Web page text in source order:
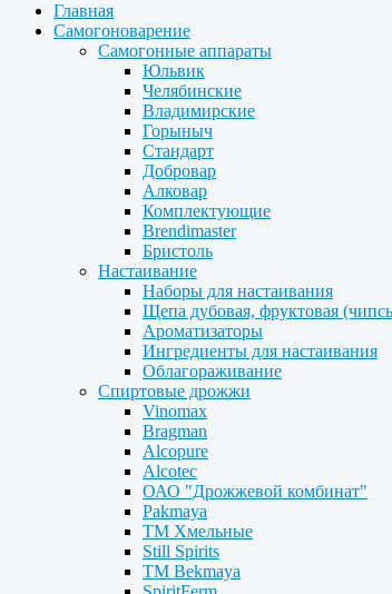
Главная
Самогоноварение
Самогонные аппараты
Юльвик
Челябинские
Владимирские
Горыныч
Стандарт
Добровар
Алковар
Комплектующие
Brendimaster
Бристоль
Настаивание
Наборы для настаивания
Щепа дубовая, фруктовая
Ароматизаторы
Ингредиенты для настаивания
Облагораживание
Спиртовые дрожжи
Vinomax
Bragman
Alcopure
Alcotec
ОАО "Дрожжевой комбинат"
Pakmaya
ТМ Хмельные
Still Spirits
ТМ Bekmaya